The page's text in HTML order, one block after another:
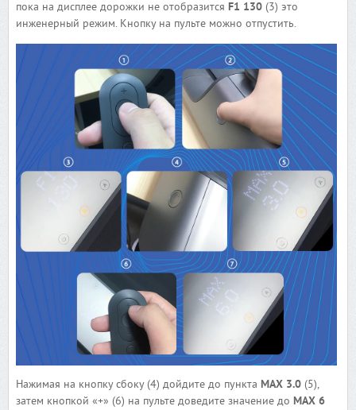
пока на дисплее дорожки не отобразится F1 130(3) это
инженерный режим. Кнопку на пульте можно отпустить.
Нажимая на кнопку сбоку (4) дойдите до пункта MAX 3.0(5),
затем кнопкой «+» (6) на пульте доведите значение до MAX 6